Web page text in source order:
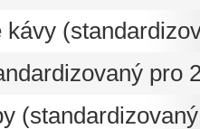
kávy
pro
(standardizovaný